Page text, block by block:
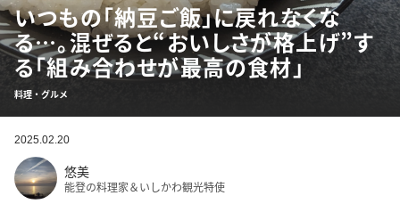
いつもの「納豆ご飯」に戻れなくな
る…。混ぜると“おいしさが格上げ”す
る「組み合わせが最高の食材」
料理・グルメ
2025.02.20
悠美
能登の料理家＆いしかわ観光特使